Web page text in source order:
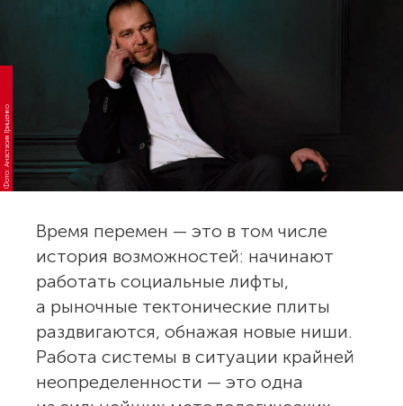
Фото: Анастасия Гриценко
Время перемен — это в том числе
история возможностей: начинают
работать социальные лифты,
а рыночные тектонические плиты
раздвигаются, обнажая новые ниши.
Работа системы в ситуации крайней
неопределенности — это одна